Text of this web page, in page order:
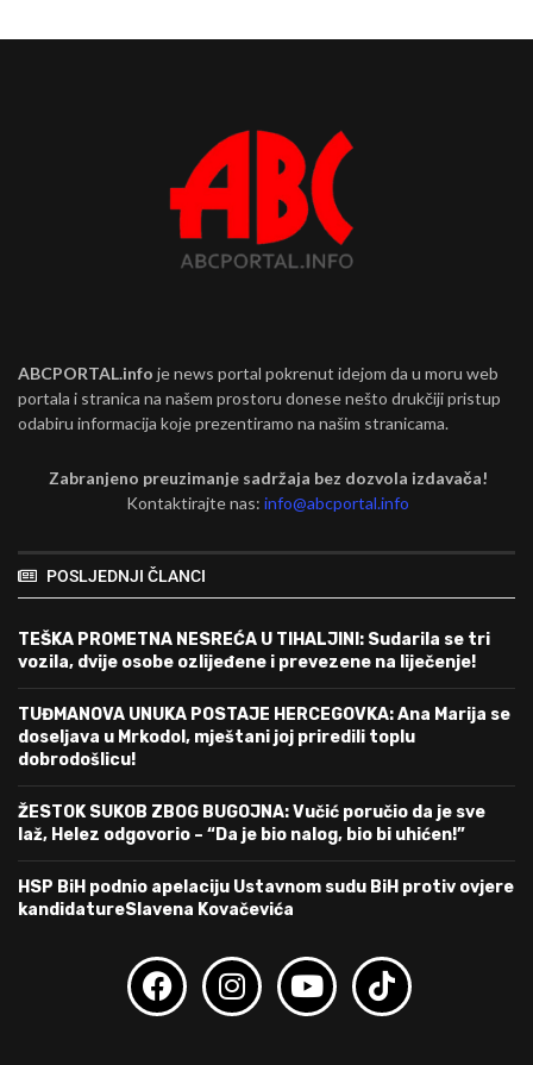
ABCPORTAL.info je news portal pokrenut idejom da u moru web
portala i stranica na našem prostoru donese nešto drukčiji pristup
odabiru informacija koje prezentiramo na našim stranicama.
Zabranjeno preuzimanje sadržaja bez dozvola izdavača!
Kontaktirajte nas:info@abcportal.info
POSLJEDNJI ČLANCI
TEŠKA PROMETNA NESREĆA U TIHALJINI: Sudarila se tri
vozila, dvije osobe ozlijeđene i prevezene na liječenje!
TUĐMANOVA UNUKA POSTAJE HERCEGOVKA: Ana Marija se
doseljava u Mrkodol, mještani joj priredili toplu
dobrodošlicu!
ŽESTOK SUKOB ZBOG BUGOJNA: Vučić poručio da je sve
laž, Helez odgovorio – “Da je bio nalog, bio bi uhićen!”
HSP BiH podnio apelaciju Ustavnom sudu BiH protiv ovjere
kandidatureSlavena Kovačevića